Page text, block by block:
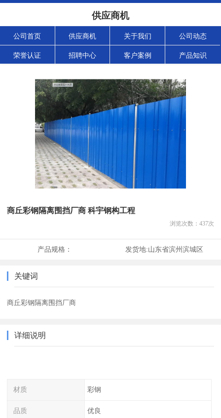
供应商机
公司首页 供应商机 关于我们 公司动态
荣誉认证 招聘中心 客户案例 产品知识
商丘彩钢隔离围挡厂商 科宇钢构工程
浏览次数： 437次
产品规格： 发货地:山东省滨州滨城区
关键词
商丘彩钢隔离围挡厂商
详细说明
材质 彩钢
品质 优良